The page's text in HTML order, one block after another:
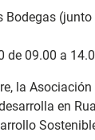
Bodegas
de 09.00 a
la
en